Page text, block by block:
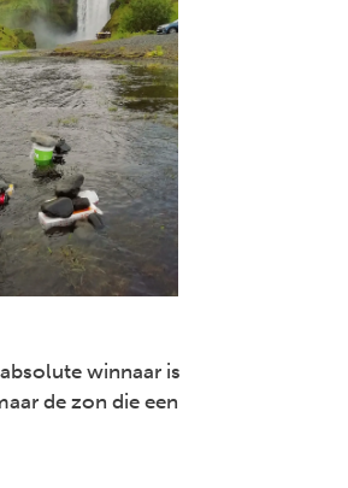
winnaar is
de zon die een